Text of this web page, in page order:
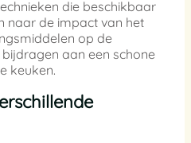
die beschikbaar
naar de impact van het
op de
aan een schone
keuken.